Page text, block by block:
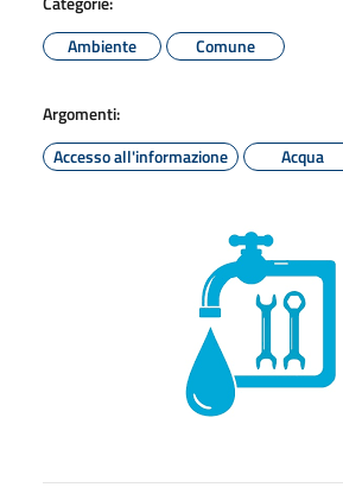
Ambiente
Comune
Argomenti:
Accesso all'informazione
Acqua